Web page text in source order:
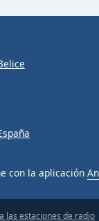
con la aplicación
las estaciones de radio